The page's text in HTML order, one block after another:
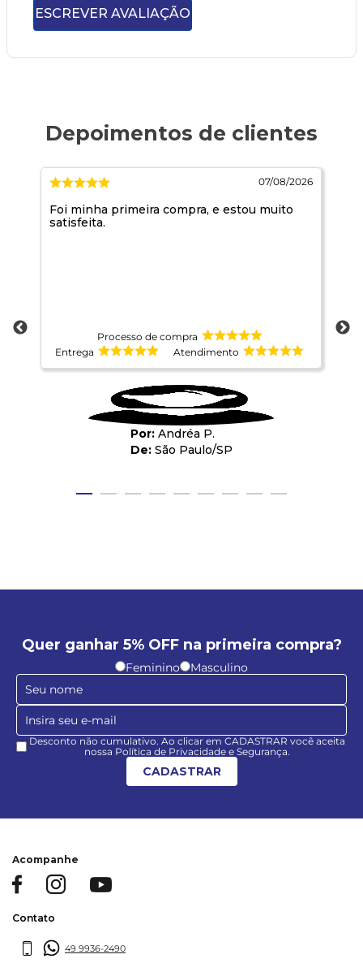
ESCREVER AVALIAÇÃO
07/08/2026
Foi minha primeira compra, e estou muito
satisfeita.
Processo de compra
Entrega
Atendimento
Andréa P.
São Paulo/SP
Quer ganhar 5% OFF na primeira compra?
Feminino Masculino
Desconto não cumulativo. Ao clicar em CADASTRAR você aceita
nossa Política de Privacidade e Segurança.
CADASTRAR
Acompanhe
Contato
49 9936-2490